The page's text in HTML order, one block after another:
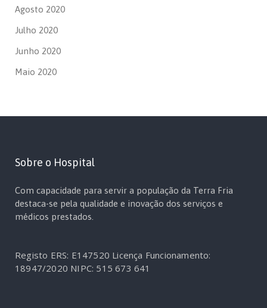
Agosto 2020
Julho 2020
Junho 2020
Maio 2020
Sobre o Hospital
Com capacidade para servir a população da Terra Fria
destaca-se pela qualidade e inovação dos serviços e
médicos prestados.
Registo ERS: E147520 Licença Funcionamento:
18947/2020 NIPC: 515 673 641